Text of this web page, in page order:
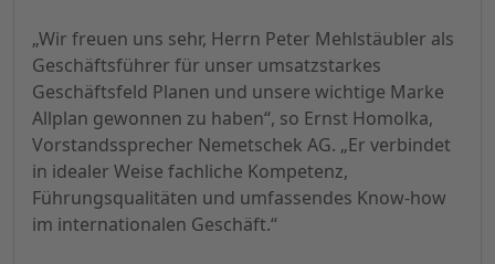
„Wir freuen uns sehr, Herrn Peter Mehlstäubler als
Geschäftsführer für unser umsatzstarkes
Geschäftsfeld Planen und unsere wichtige Marke
Allplan gewonnen zu haben“, so Ernst Homolka,
Vorstandssprecher Nemetschek AG. „Er verbindet
in idealer Weise fachliche Kompetenz,
Führungsqualitäten und umfassendes Know-how
im internationalen Geschäft.“